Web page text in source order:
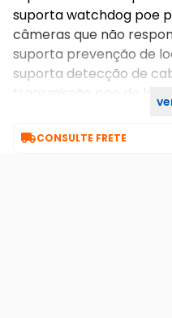
suporta watchdog poe
câmeras que não
suporta prevenção de
suporta detecção de
transmissão poe de
CONSULTE FRETE